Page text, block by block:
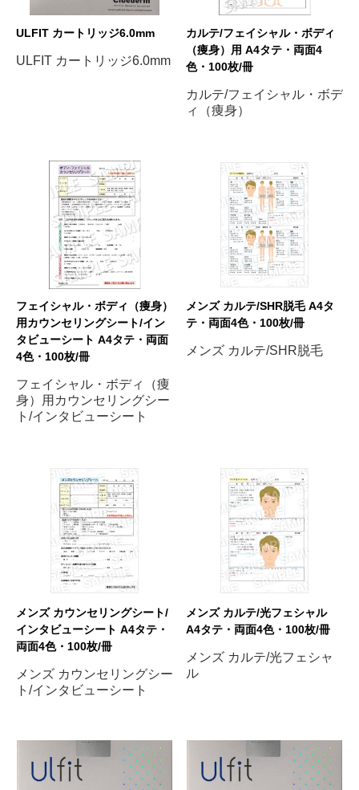
ULFIT カートリッジ6.0mm
ULFIT カートリッジ6.0mm
カルテ/フェイシャル・ボディ
（痩身）用 A4タテ・両面4
色・100枚/冊
カルテ/フェイシャル・ボデ
ィ（痩身）
フェイシャル・ボディ（痩身）
用カウンセリングシート/イン
タビューシート A4タテ・両面
4色・100枚/冊
フェイシャル・ボディ（痩
身）用カウンセリングシー
ト/インタビューシート
メンズ カルテ/SHR脱毛 A4タ
テ・両面4色・100枚/冊
メンズ カルテ/SHR脱毛
メンズ カウンセリングシート/
インタビューシート A4タテ・
両面4色・100枚/冊
メンズ カウンセリングシー
ト/インタビューシート
メンズ カルテ/光フェシャル
A4タテ・両面4色・100枚/冊
メンズ カルテ/光フェシャ
ル